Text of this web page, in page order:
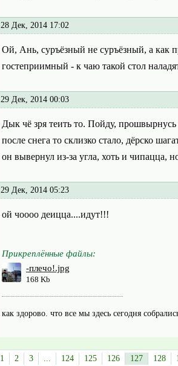
28 Дек, 2014 17:02
Ой, Ань, суръёзный не суръёзный, а как
гостеприимный - к чаю такой стол
29 Дек, 2014 00:03
Дык чё зря теить то. Пойду,
после снега то склизко стало, дёрско
он вывернул из-за угла, хоть и чипацца,
29 Дек, 2014 05:23
ой чоооо деицца....идут!!!
Прикреплённые файлы:
-плечо!.jpg
168 Kb
как здорово. что все мы здесь сегодня
1 2 3 124 125 126 127 128